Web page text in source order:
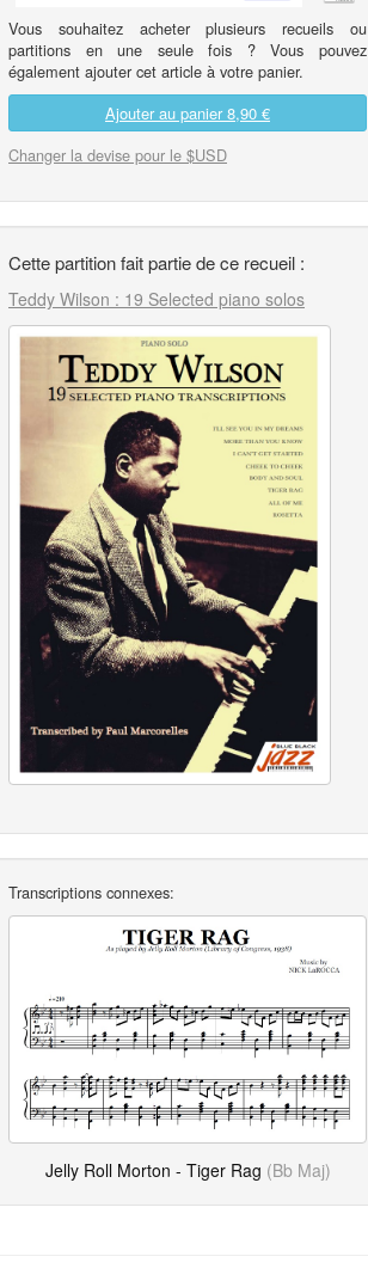
Vous souhaitez acheter plusieurs recueils ou
partitions en une seule fois ? Vous pouvez
également ajouter cet article à votre panier.
Ajouter au panier8,90 €
Changer la devise pour le $USD
Cette partition fait partie de ce recueil :
Teddy Wilson : 19 Selected piano solos
Transcriptions connexes:
Jelly Roll Morton - Tiger Rag (Bb Maj)